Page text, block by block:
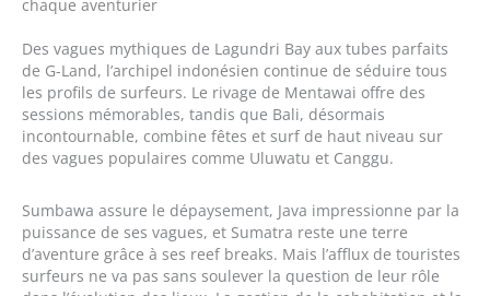
chaque aventurier
Des vagues mythiques de Lagundri Bay aux tubes parfaits
de G-Land, l’archipel indonésien continue de séduire tous
les profils de surfeurs. Le rivage de Mentawai offre des
sessions mémorables, tandis que Bali, désormais
incontournable, combine fêtes et surf de haut niveau sur
des vagues populaires comme Uluwatu et Canggu.
Sumbawa assure le dépaysement, Java impressionne par la
puissance de ses vagues, et Sumatra reste une terre
d’aventure grâce à ses reef breaks. Mais l’afflux de touristes
surfeurs ne va pas sans soulever la question de leur rôle